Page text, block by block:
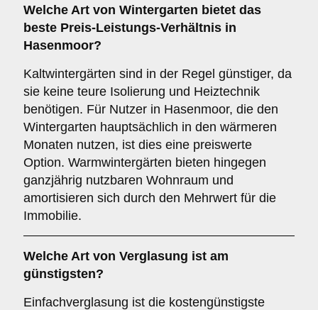
Welche Art von Wintergarten bietet das
beste Preis-Leistungs-Verhältnis in
Hasenmoor?
Kaltwintergärten sind in der Regel günstiger, da
sie keine teure Isolierung und Heiztechnik
benötigen. Für Nutzer in Hasenmoor, die den
Wintergarten hauptsächlich in den wärmeren
Monaten nutzen, ist dies eine preiswerte
Option. Warmwintergärten bieten hingegen
ganzjährig nutzbaren Wohnraum und
amortisieren sich durch den Mehrwert für die
Immobilie.
Welche Art von Verglasung ist am
günstigsten?
Einfachverglasung ist die kostengünstigste